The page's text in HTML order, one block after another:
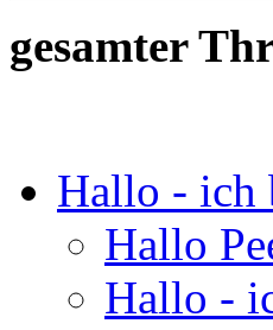
gesamter
Hallo - ich
Hallo
Hallo -